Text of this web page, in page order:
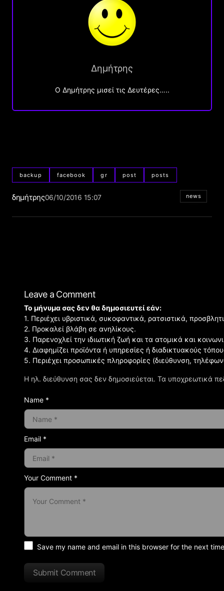
Δημήτρης
O Δημήτρης μισεί τις Δευτέρες…..
backup facebook gr post posts
δημήτρης06/10/2016 15:07 news
Leave a Comment
Η ηλ. διεύθυνση σας δεν δημοσιεύεται. Τα υποχρεωτικά
Your Comment *
Το μήνυμα σας δεν θα δημοσιευτεί εάν:
1. Περιέχει υβριστικά, συκοφαντικά, ρατσιστικά,
2. Προκαλεί βλάβη σε ανηλίκους.
3. Παρενοχλεί την ιδιωτική ζωή και τα ατομικά και
4. Διαφημίζει προϊόντα ή υπηρεσίες ή διαδικτυακούς
5. Περιέχει προσωπικές πληροφορίες (διεύθυνση,
Name *
Email *
Save my name and email in this browser for the next
Submit Comment